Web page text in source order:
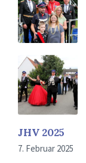
JHV 2025
7. Februar 2025